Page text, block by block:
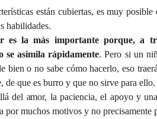
están cubiertas, es muy
habilidades.
es la más importante porque, a
se asimila rápidamente. Pero si un
bien o no sabe cómo hacerlo, eso
de que es burro y que no sirve para ello.
del amor, la paciencia, el apoyo y
por muchos motivos y no precisamente